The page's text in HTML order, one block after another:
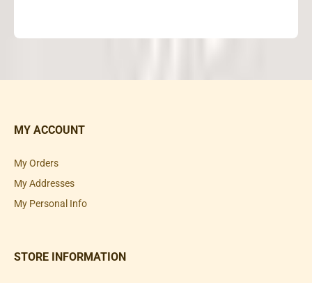
MY ACCOUNT
My Orders
My Addresses
My Personal Info
STORE INFORMATION